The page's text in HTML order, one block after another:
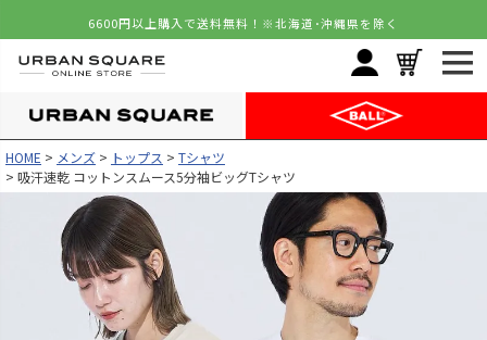
6600円以上購入で送料無料！ ※北海道･沖縄県を除く
HOME メンズ トップス
Tシャツ
吸汗速乾 コットンスムース5分袖ビッグTシャツ